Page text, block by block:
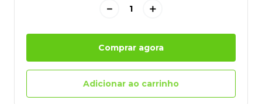
＋
－
Comprar agora
Adicionar ao carrinho